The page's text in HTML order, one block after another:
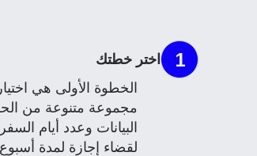
1
اختر خطتك
مجموعة متنوعة من
البيانات وعدد أيام
لقضاء إجازة لمدة